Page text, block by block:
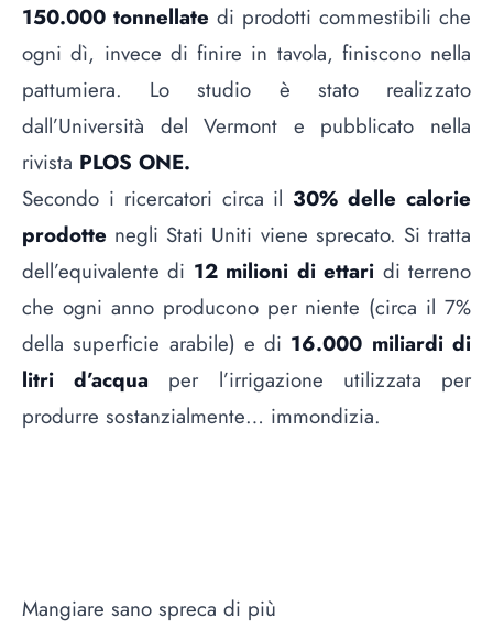
150.000 tonnellate di prodotti commestibili che
ogni dì, invece di finire in tavola, finiscono nella
pattumiera. Lo studio è stato realizzato
dall’Università del Vermont e pubblicato nella
rivista PLOS ONE.
Secondo i ricercatori circa il 30% delle calorie
prodotte negli Stati Uniti viene sprecato. Si tratta
dell’equivalente di 12 milioni di ettari di terreno
che ogni anno producono per niente (circa il 7%
della superficie arabile) e di 16.000 miliardi di
litri d’acqua per l’irrigazione utilizzata per
produrre sostanzialmente… immondizia.
Mangiare sano spreca di più